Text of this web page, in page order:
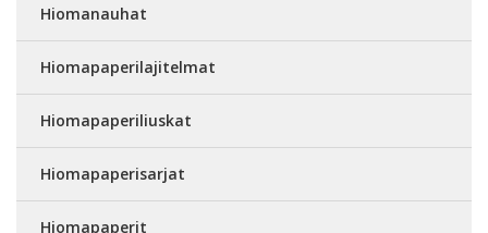
Hiomanauhat
Hiomapaperilajitelmat
Hiomapaperiliuskat
Hiomapaperisarjat
Hiomapaperit